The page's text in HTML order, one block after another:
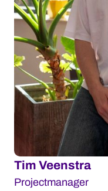
Tim Veenstra
Projectmanager